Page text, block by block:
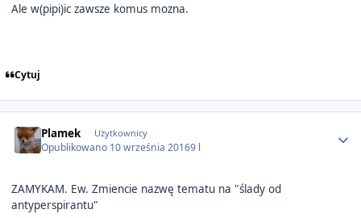
Ale w(pipi)ic zawsze komus mozna.
Cytuj
Plamek Użytkownicy
Opublikowano 10 września 20169 l
ZAMYKAM. Ew. Zmiencie nazwę tematu na "ślady od
antyperspirantu"